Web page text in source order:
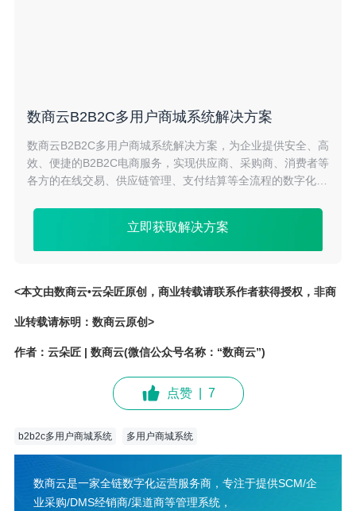
数商云B2B2C多用户商城系统解决方案
数商云B2B2C多用户商城系统解决方案，为企业提供安全、高
效、便捷的B2B2C电商服务，实现供应商、采购商、消费者等
各方的在线交易、供应链管理、支付结算等全流程的数字化管
立即获取解决方案
<本文由数商云•云朵匠原创，商业转载请联系作者获得授权，非商
业转载请标明：数商云原创>
作者：云朵匠 | 数商云(微信公众号名称：“数商云”)
点赞 7
b2b2c多用户商城系统 多用户商城系统
数商云是一家全链数字化运营服务商，专注于提供SCM/企
业采购/DMS经销商/渠道商等管理系统，